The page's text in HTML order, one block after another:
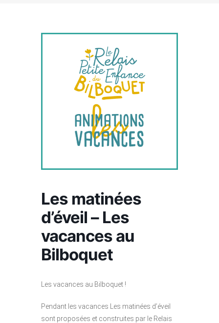
Les matinées
d’éveil – Les
vacances au
Bilboquet
Les vacances au Bilboquet !
Pendant les vacances Les matinées d’éveil
sont proposées et construites par le Relais